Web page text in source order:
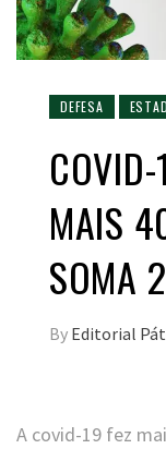
DEFESA
MAIS
SOMA
By Editorial
A covid-19 fez